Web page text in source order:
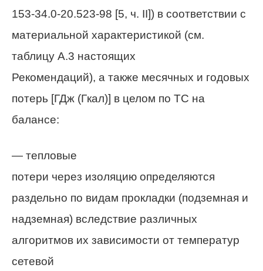
153-34.0-20.523-98 [5, ч. II]) в соответствии с
материальной характеристикой (см.
таблицу А.3 настоящих
Рекомендаций), а также месячных и годовых
потерь [ГДж (Гкал)] в целом по ТС на
балансе:
— тепловые
потери через изоляцию определяются
раздельно по видам прокладки (подземная и
надземная) вследствие различных
алгоритмов их зависимости от температур
сетевой